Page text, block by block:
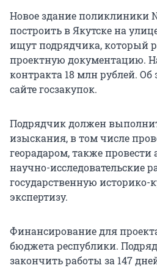
Новое здание поликлиники
построить в Якутске на
ищут подрядчика, который
проектную документацию.
контракта 18 млн рублей. Об
сайте госзакупок.
Подрядчик должен
изыскания, в том числе
георадаром, также провести
научно-исследовательские
государственную историко-
экспертизу.
Финансирование для
бюджета республики.
закончить работы за 147